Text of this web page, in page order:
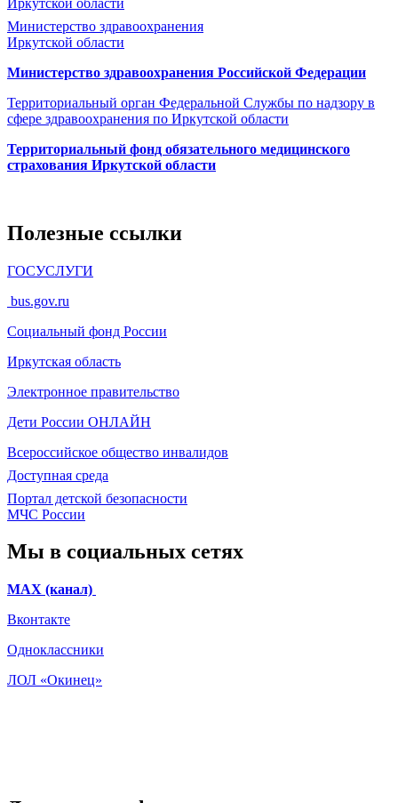
Министерство здравоохранения
Иркутской области
Министерство здравоохранения Росcийской Федерации
Территориальный орган Федеральной Службы по надзору в
сфере здравоохранения по Иркутской области
Территориальный фонд обязательного медицинского
страхования Иркутской области
Полезные ссылки
ГОСУСЛУГИ
bus.gov.ru
Социальный фонд России
Иркутская область
Электронное правительство
Дети России ОНЛАЙН
Всероссийское общество инвалидов
Доступная среда
Портал детской безопасности
МЧС России
Мы в социальных сетях
МАХ (канал)
Вконтакте
Одноклассники
ЛОЛ «Окинец»